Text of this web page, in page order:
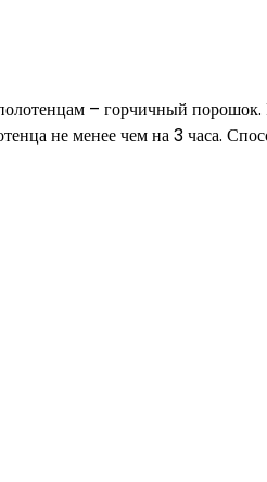
– горчичный порошок.
не менее чем на 3 часа.